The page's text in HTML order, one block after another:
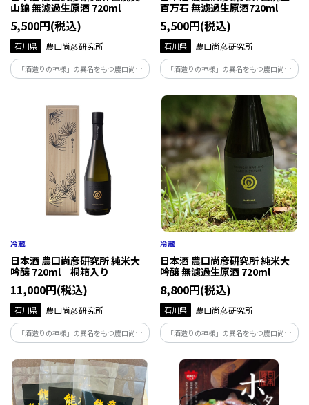
山錦 無濾過生原酒 720ml
5,500円(税込)
石川県 農口尚彦研究所
「酒造りの神様」の異名をもつ農口尚彦
によって醸された酒は、人生を捧げ、磨き
山の雪解け水で仕込む無濾過生原酒は絶
妙な吾味のバランスが整った味わいです。
百万石 無濾過生原酒720ml
5,500円(税込)
石川県 農口尚彦研究所
「酒造りの神様」の異名をもつ農口尚彦
によって醸された酒は、人生を捧げ、磨き
上げた味。地下93ｍから湧き出る霊峰白
山の雪解け水で仕込む無濾過生原酒は絶
妙な吾味のバランスが整った味わいです。
日本酒 農口尚彦研究所 純米大
吟醸 720ml 桐箱入り
11,000円(税込)
石川県 農口尚彦研究所
「酒造りの神様」の異名をもつ農口尚彦
によって醸された酒は、人生を捧げ、磨き
上げた味。地下93ｍから湧き出る霊峰白
山の雪解け水で仕込む無濾過生原酒は絶
妙な吾味のバランスが整った味わいです。
日本酒 農口尚彦研究所 純米大
吟醸 無濾過生原酒 720ml
8,800円(税込)
石川県 農口尚彦研究所
「酒造りの神様」の異名をもつ農口尚彦
によって醸された酒は、人生を捧げ、磨き
上げた味。地下93ｍから湧き出る霊峰白
山の雪解け水で仕込む無濾過生原酒は絶
妙な吾味のバランスが整った味わいです。